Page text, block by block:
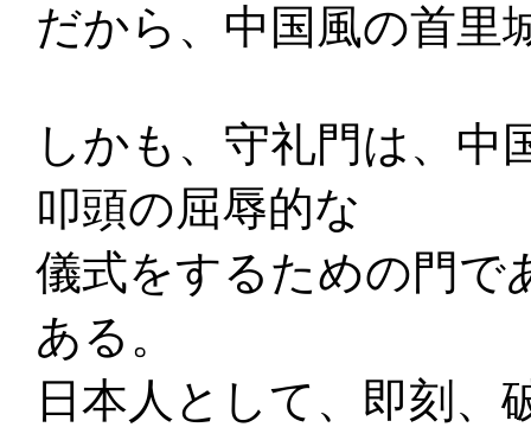
だから、中国風の首里
しかも、守礼門は、中
叩頭の屈辱的な
儀式をするための門で
ある。
日本人として、即刻、